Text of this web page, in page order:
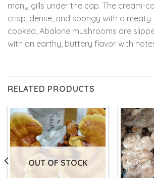
many gills under the cap. The cream-
crisp, dense, and spongy with a meaty
cooked, Abalone mushrooms are
with an earthy, buttery flavor with
RELATED PRODUCTS
OUT OF STOCK